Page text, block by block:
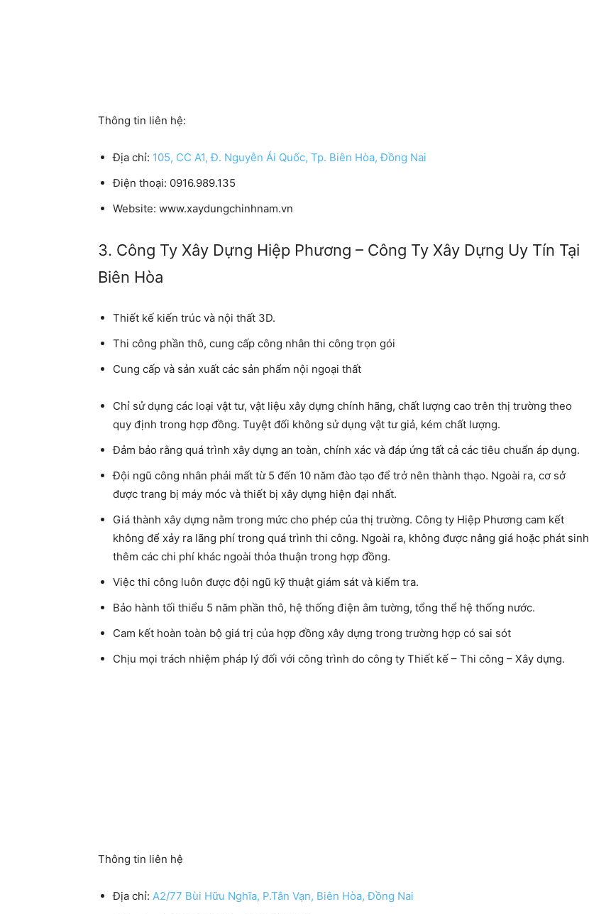
Thông tin liên hệ:
Địa chỉ: 105, CC A1, Đ. Nguyễn Ái Quốc, Tp. Biên Hòa, Đồng Nai
Điện thoại: 0916.989.135
Website: www.xaydungchinhnam.vn
3. Công Ty Xây Dựng Hiệp Phương – Công Ty Xây Dựng Uy Tín Tại
Biên Hòa
Thiết kế kiến ​​trúc và nội thất 3D.
Thi công phần thô, cung cấp công nhân thi công trọn gói
Cung cấp và sản xuất các sản phẩm nội ngoại thất
Chỉ sử dụng các loại vật tư, vật liệu xây dựng chính hãng, chất lượng cao trên thị trường theo
quy định trong hợp đồng. Tuyệt đối không sử dụng vật tư giả, kém chất lượng.
Đảm bảo rằng quá trình xây dựng an toàn, chính xác và đáp ứng tất cả các tiêu chuẩn áp dụng.
Đội ngũ công nhân phải mất từ ​​5 đến 10 năm đào tạo để trở nên thành thạo. Ngoài ra, cơ sở
được trang bị máy móc và thiết bị xây dựng hiện đại nhất.
Giá thành xây dựng nằm trong mức cho phép của thị trường. Công ty Hiệp Phương cam kết
không để xảy ra lãng phí trong quá trình thi công. Ngoài ra, không được nâng giá hoặc phát sinh
thêm các chi phí khác ngoài thỏa thuận trong hợp đồng.
Việc thi công luôn được đội ngũ kỹ thuật giám sát và kiểm tra.
Bảo hành tối thiểu 5 năm phần thô, hệ thống điện âm tường, tổng thể hệ thống nước.
Cam kết hoàn toàn bộ giá trị của hợp đồng xây dựng trong trường hợp có sai sót
Chịu mọi trách nhiệm pháp lý đối với công trình do công ty Thiết kế – Thi công – Xây dựng.
Thông tin liên hệ
Địa chỉ: A2/77 Bùi Hữu Nghĩa, P.Tân Vạn, Biên Hòa, Đồng Nai